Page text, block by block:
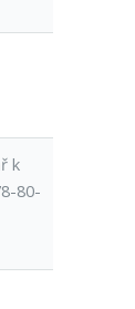
k
80-